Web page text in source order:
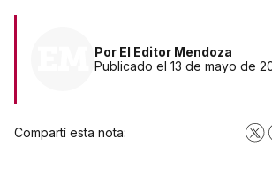
Por El Editor Mendoza
Publicado el 13 de mayo de
Compartí esta nota: X